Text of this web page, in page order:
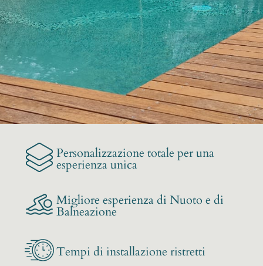
Personalizzazione totale per una
esperienza unica
Migliore esperienza di Nuoto e di
Balneazione
Tempi di installazione ristretti